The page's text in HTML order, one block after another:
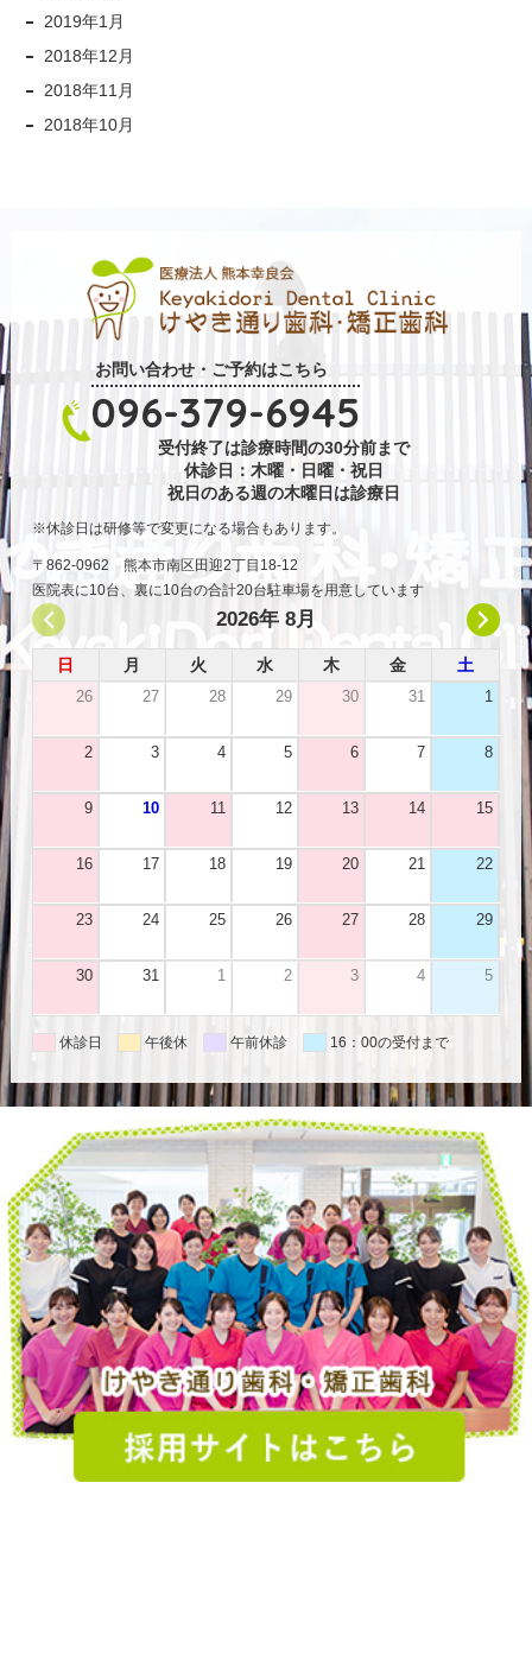
2019年1月
2018年12月
2018年11月
2018年10月
お問い合わせ・ご予約はこちら
096-379-6945
受付終了は診療時間の30分前まで
休診日：木曜・日曜・祝日
祝日のある週の木曜日は診療日
休診日は研修等で変更になる場合もあります。
〒862-0962 熊本市南区田迎2丁目18-12
医院表に10台、裏に10台の合計20台駐車場を用意しています
2026年 8月
日 月 火 水 木 金 土
26 27 28 29 30 31 1
2 3 4 5 6 7 8
9 10 11 12 13 14 15
16 17 18 19 20 21 22
23 24 25 26 27 28 29
30 31 1 2 3 4 5
休診日 午後休 午前休診 16：00の受付まで